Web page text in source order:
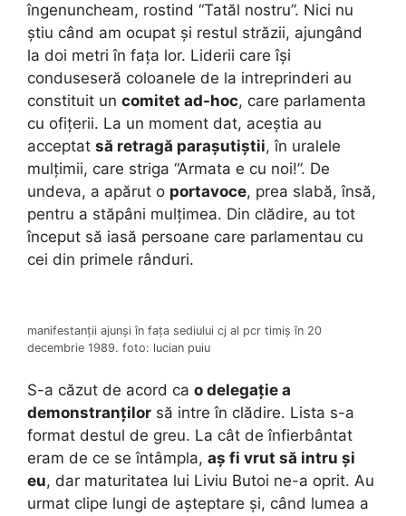
îngenuncheam, rostind “Tatăl nostru”. Nici nu
știu când am ocupat și restul străzii, ajungând
la doi metri în fața lor. Liderii care își
conduseseră coloanele de la intreprinderi au
constituit un comitet ad-hoc, care parlamenta
cu ofițerii. La un moment dat, aceștia au
acceptat să retragă parașutiștii, în uralele
mulțimii, care striga “Armata e cu noi!”. De
undeva, a apărut o portavoce, prea slabă, însă,
pentru a stăpâni mulțimea. Din clădire, au tot
început să iasă persoane care parlamentau cu
cei din primele rânduri.
manifestanții ajunși în fața sediului cj al pcr timiș în 20
decembrie 1989. foto: lucian puiu
S-a căzut de acord ca o delegație a
demonstranților să intre în clădire. Lista s-a
format destul de greu. La cât de înfierbântat
eram de ce se întâmpla, aș fi vrut să intru și
eu, dar maturitatea lui Liviu Butoi ne-a oprit. Au
urmat clipe lungi de așteptare și, când lumea a